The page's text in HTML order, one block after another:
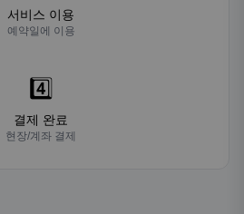
서비스 이용
예약일에 이용
4️⃣
결제 완료
현장/계좌 결제